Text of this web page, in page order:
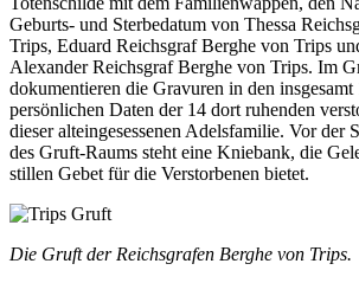
Geburts- und Sterbedatum von Thessa
Trips, Eduard Reichsgraf Berghe von Trips
Alexander Reichsgraf Berghe von Trips. Im
dokumentieren die Gravuren in den
persönlichen Daten der 14 dort ruhenden
dieser alteingesessenen Adelsfamilie. Vor der
des Gruft-Raums steht eine Kniebank, die
stillen Gebet für die Verstorbenen bietet.
Die Gruft der Reichsgrafen Berghe von Trips.